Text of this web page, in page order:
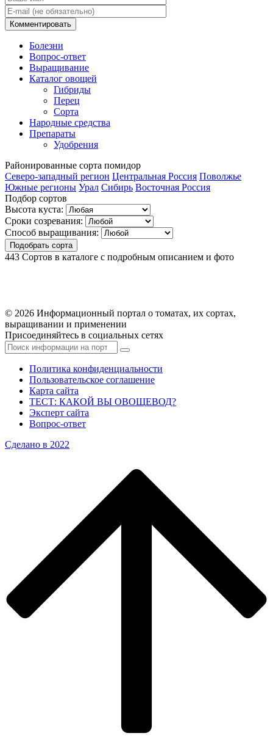
Болезни
Вопрос-ответ
Выращивание
Каталог овощей
Гибриды
Перец
Сорта
Народные средства
Препараты
Удобрения
Районированные сорта помидор
Северо-западный регион Центральная Россия Поволжье
Южные регионы Урал Сибирь Восточная Россия
Подбор сортов
Высота куста:
Сроки созревания:
Способ выращивания:
Подобрать сорта
443 Сортов в каталоге с подробным описанием и фото
© 2026 Информационный портал о томатах, их сортах,
выращивании и применении
Присоединяйтесь в социальных сетях
Политика конфиденциальности
Пользовательское соглашение
Карта сайта
ТЕСТ: КАКОЙ ВЫ ОВОЩЕВОД?
Эксперт сайта
Вопрос-ответ
Сделано в 2022